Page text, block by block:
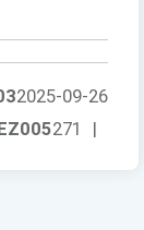
2025-09-26
271 |